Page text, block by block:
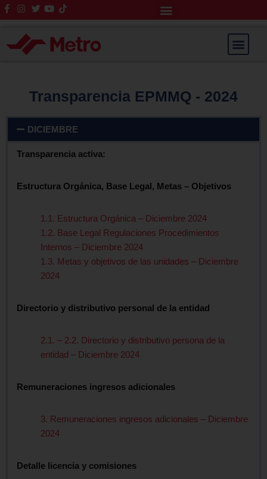
Saltar
al
Transparencia EPMMQ - 2024
DICIEMBRE
Transparencia activa:
Estructura Orgánica, Base Legal, Metas – Objetivos
1.1. Estructura Orgánica – Diciembre 2024
1.2. Base Legal Regulaciones Procedimientos
Internos – Diciembre 2024
1.3. Metas y objetivos de las unidades – Diciembre
2024
Directorio y distributivo personal de la entidad
2.1. – 2.2. Directorio y distributivo persona de la
entidad – Diciembre 2024
Remuneraciones ingresos adicionales
3. Remuneraciones ingresos adicionales – Diciembre
2024
Detalle licencia y comisiones